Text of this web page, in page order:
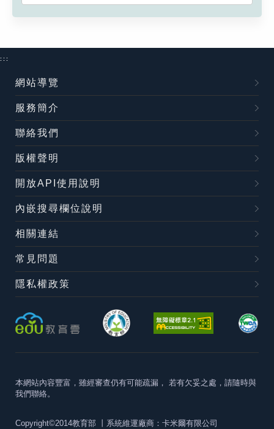
:::
網站導覽
服務簡介
聯絡我們
版權聲明
開放API使用說明
內嵌搜尋欄位說明
相關連結
常見問題
隱私權政策
本網站內容豐富，雖經審查仍有可能疏漏， 若有欠妥之處，請隨時與
我們聯絡。
Copyright©2014教育部 丨系統維運廠商：卡米爾有限公司